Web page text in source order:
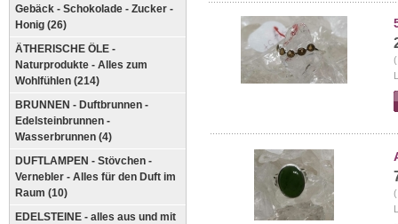
Gebäck - Schokolade - Zucker -
Honig (26)
ÄTHERISCHE ÖLE -
Naturprodukte - Alles zum
Wohlfühlen (214)
BRUNNEN - Duftbrunnen -
Edelsteinbrunnen -
Wasserbrunnen (4)
DUFTLAMPEN - Stövchen -
Vernebler - Alles für den Duft im
Raum (10)
EDELSTEINE - alles aus und mit